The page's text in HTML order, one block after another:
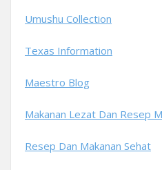
Umushu Collection
Texas Information
Maestro Blog
Makanan Lezat Dan Resep
Resep Dan Makanan Sehat